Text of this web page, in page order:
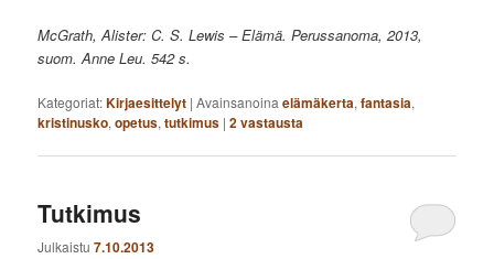
McGrath, Alister: C. S. Lewis – Elämä. Perussanoma, 2013,
suom. Anne Leu. 542 s.
Kategoriat:Kirjaesittelyt |Avainsanoina elämäkerta,fantasia,
kristinusko,opetus,tutkimus |2vastausta
Tutkimus
Julkaistu7.10.2013